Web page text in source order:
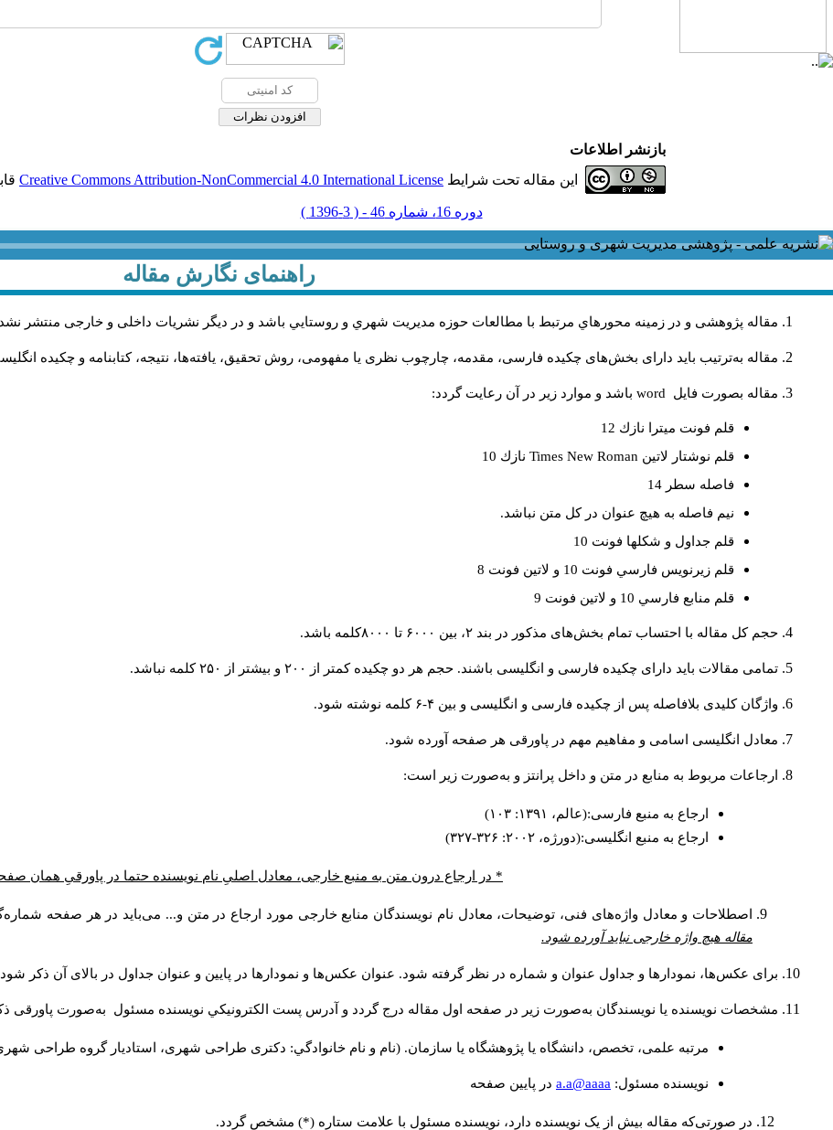
بازنشر اطلاعات
این مقاله تحت شرایط Creative Commons Attribution-NonCommercial 4.0 International License
دوره 16، شماره 46 - ( 3-1396 )
راهنمای نگارش مقاله
مقاله پژوهشی و در زمینه محورهاي مرتبط با مطالعات حوزه مديريت شهري و روستايي باشد و در دیگر نشریات داخلی و خارجی منتشر
مقاله به‌ترتیب باید دارای بخش‌های چکیده فارسی، مقدمه، چارچوب نظری یا مفهومی، روش تحقیق، یافته‌ها، نتیجه، کتابنامه و چکیده
مقاله بصورت فايل word باشد و موارد زير در آن رعايت گردد:
قلم فونت ميترا نازك 12
قلم نوشتار لاتين Times New Roman نازك 10
فاصله سطر 14
نيم فاصله به هيچ عنوان در كل متن نباشد.
قلم جداول و شكلها فونت 10
قلم زيرنويس فارسي فونت 10 و لاتين فونت 8
قلم منابع فارسي 10 و لاتين فونت 9
حجم کل مقاله با احتساب تمام بخش‌های مذکور در بند ۲، بین ۶۰۰۰ تا ۸۰۰۰کلمه باشد.
تمامی مقالات باید دارای چکیده فارسی و انگلیسی باشند. حجم هر دو چکیده کمتر از ۲۰۰ و بیشتر از ۲۵۰ کلمه نباشد.
واژگان کلیدی بلافاصله پس از چکیده فارسی و انگلیسی و بین ۴-۶ کلمه نوشته شود.
معادل انگلیسی اسامی و مفاهیم مهم در پاورقی هر صفحه آورده شود.
ارجاعات مربوط به منابع در متن و داخل پرانتز و به‌صورت زیر است:
ارجاع به منبع فارسی:(عالم، ۱۳۹۱: ۱۰۳)
ارجاع به منبع انگلیسی:(دورژه، ۲۰۰۲: ۳۲۶-۳۲۷)
* در ارجاع درون متن به منبع خارجی، معادل اصلیِ نام نویسنده حتما در پاورقیِ همان
اصطلاحات و معادل واژه‌های فنی، توضیحات، معادل نام نویسندگان منابع خارجی مورد ارجاع در متن و... می‌باید در هر صفحه
مقاله هیچ واژه خارجی نباید آورده شود.
برای عکس‌ها، نمودارها و جداول عنوان و شماره در نظر گرفته شود. عنوان عکس‌ها و نمودارها در پایین و عنوان جداول در بالای آن ذکر
مشخصات نویسنده یا نویسندگان به‌صورت زیر در صفحه اول مقاله درج گردد و آدرس پست الكترونيكي نويسنده مسئول به‌صورت پاورقی
مرتبه علمی، تخصص، دانشگاه یا پژوهشگاه یا سازمان. (نام و نام خانوادگي: دکتری طراحی شهری، استادیار گروه طراحی
نويسنده مسئول: a.a@aaaa در پايين صفحه
در صورتی‌که مقاله بیش از یک نویسنده دارد، نویسنده مسئول با علامت ستاره (*) مشخص گردد.